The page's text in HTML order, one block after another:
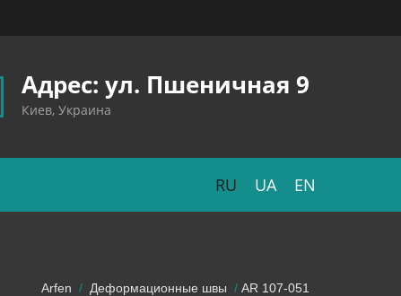
Адрес: ул. Пшеничная 9
Киев, Украина
RU UA EN
Arfen Деформационные швы AR 107-051